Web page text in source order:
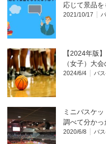
応じて景品を
2021/10/17
【2024年版
（女子）大
2024/6/4 バ
ミニバスケ
調べて分かっ
2020/6/8 バ